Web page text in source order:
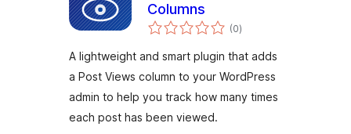
Columns
(0전
체
점
)
A lightweight and smart plugin that adds
a Post Views column to your WordPress
admin to help you track how many times
each post has been viewed.